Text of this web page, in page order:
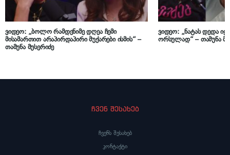
ვიდეო: „ბოლო რამდენიმე დღეა ჩემი
მისამართით არაპირდაპირი მუქარები ისმის“ –
თამუნა მუსერიძე
ვიდეო: „ნატას დედა
ორსულად“ – თამუნა
ჩვენ შესახებ
ჩვენს შესახებ
კონტაქტი